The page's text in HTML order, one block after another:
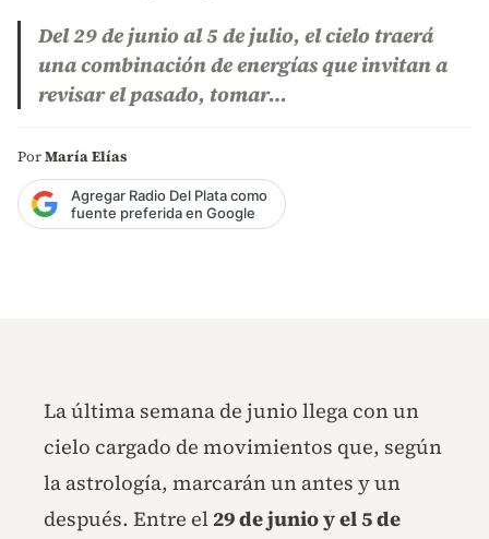
Del 29 de junio al 5 de julio, el cielo traerá
una combinación de energías que invitan a
revisar el pasado, tomar…
PorMaría Elías
Agregar Radio Del Plata como
fuente preferida en Google
La última semana de junio llega con un
cielo cargado de movimientos que, según
la astrología, marcarán un antes y un
después. Entre el 29 de junio y el 5 de